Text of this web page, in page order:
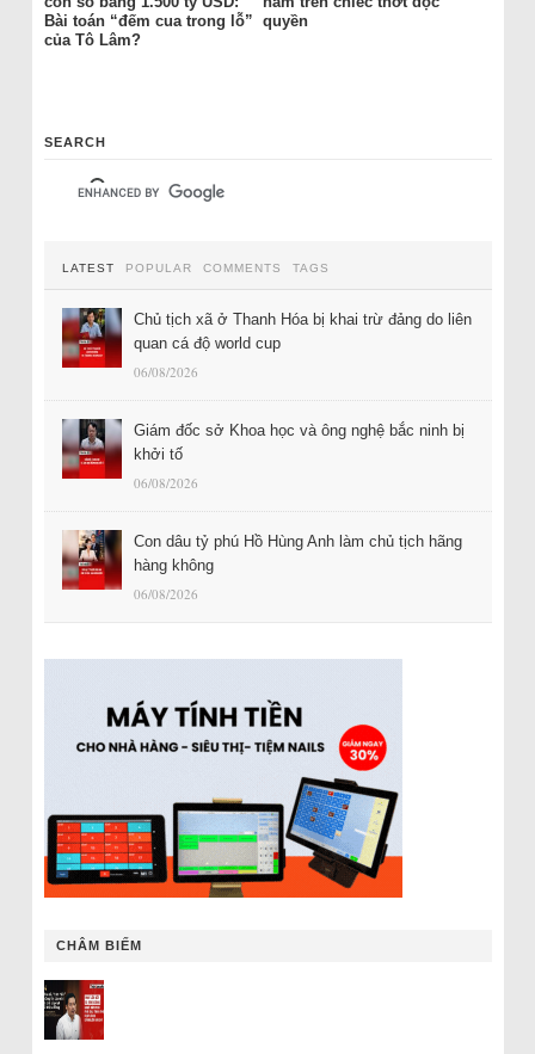
Bài toán “đếm cua trong lỗ”
của Tô Lâm?
quyền
SEARCH
LATEST POPULAR COMMENTS TAGS
Chủ tịch xã ở Thanh Hóa bị khai trừ đảng do liên
quan cá độ world cup
06/08/2026
Giám đốc sở Khoa học và ông nghệ bắc ninh bị
khởi tố
06/08/2026
Con dâu tỷ phú Hồ Hùng Anh làm chủ tịch hãng
hàng không
06/08/2026
CHÂM BIẾM